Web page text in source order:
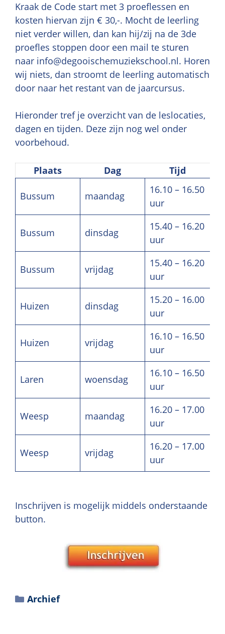
Kraak de Code start met 3 proeflessen en
kosten hiervan zijn € 30,-. Mocht de leerling
niet verder willen, dan kan hij/zij na de 3de
proefles stoppen door een mail te sturen
naar info@degooischemuziekschool.nl. Horen
wij niets, dan stroomt de leerling automatisch
door naar het restant van de jaarcursus.
Hieronder tref je overzicht van de leslocaties,
dagen en tijden. Deze zijn nog wel onder
voorbehoud.
Plaats Dag Tijd
Bussum maandag
16.10 – 16.50
uur
Bussum dinsdag
15.40 – 16.20
uur
Bussum vrijdag
15.40 – 16.20
uur
Huizen dinsdag
15.20 – 16.00
uur
Huizen vrijdag
16.10 – 16.50
uur
Laren woensdag
16.10 – 16.50
uur
Weesp maandag
16.20 – 17.00
uur
Weesp vrijdag
16.20 – 17.00
uur
Inschrijven is mogelijk middels onderstaande
button.
Archief